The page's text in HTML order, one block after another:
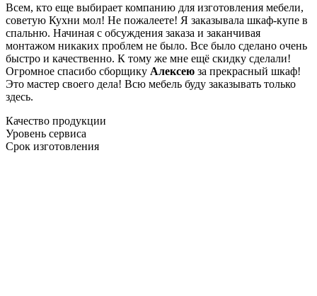
Всем, кто еще выбирает компанию для изготовления мебели,
советую Кухни мол! Не пожалеете! Я заказывала шкаф-купе в
спальню. Начиная с обсуждения заказа и заканчивая
монтажом никаких проблем не было. Все было сделано очень
быстро и качественно. К тому же мне ещё скидку сделали!
Огромное спасибо сборщику Алексею за прекрасный шкаф!
Это мастер своего дела! Всю мебель буду заказывать только
здесь.
Качество продукции
Уровень сервиса
Срок изготовления